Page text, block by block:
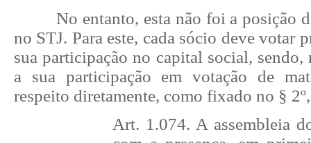
No entanto, esta não foi a posição
no STJ. Para este, cada sócio deve votar
sua participação no capital social, sendo,
a sua participação em votação de
respeito diretamente, como fixado no §
Art. 1.074. A assembleia